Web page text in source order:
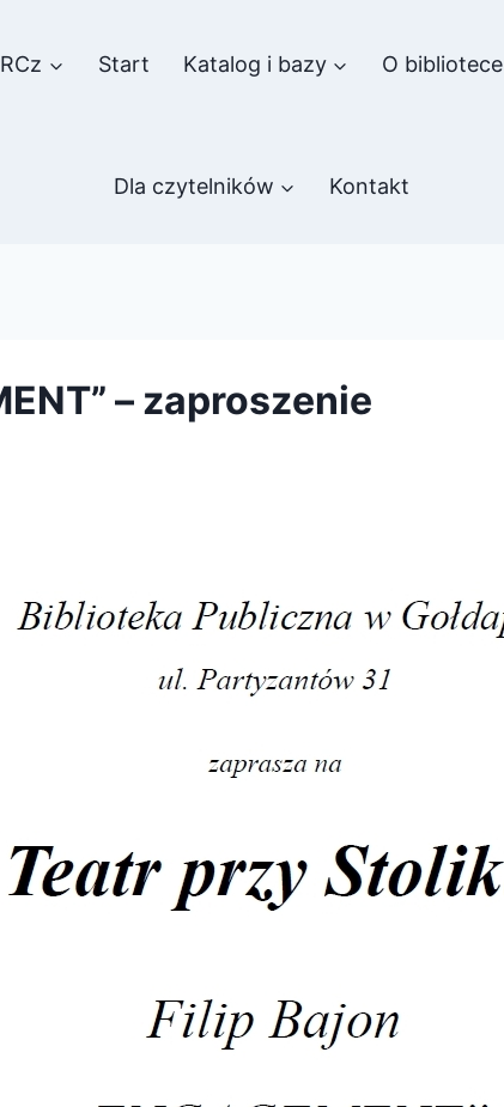
Start Katalog i bazy O bibliotece
Dla czytelników Kontakt
– zaproszenie